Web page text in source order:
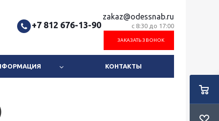
+7 812 676-13-90
zakaz@odessnab.ru
с 8:30 до 17:00
ЗАКАЗАТЬ ЗВОНОК
КОНТАКТЫ